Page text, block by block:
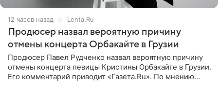
12 часов назад Lenta.Ru
Продюсер назвал вероятную причину
отмены концерта Орбакайте в Грузии
Продюсер Павел Рудченко назвал вероятную причину
отмены концерта певицы Кристины Орбакайте в Грузии.
Его комментарий приводит «Газета.Ru». По мнению